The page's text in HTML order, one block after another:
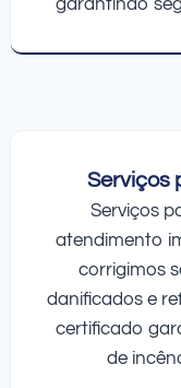
Serviços
Serviços
atendimento
corrigimos
danificados e
certificado
de